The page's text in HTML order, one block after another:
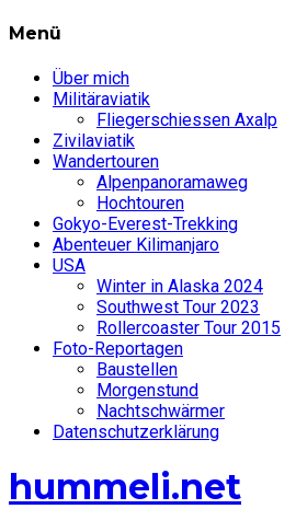
Menü
Über mich
Militäraviatik
Fliegerschiessen Axalp
Zivilaviatik
Wandertouren
Alpenpanoramaweg
Hochtouren
Gokyo-Everest-Trekking
Abenteuer Kilimanjaro
USA
Winter in Alaska 2024
Southwest Tour 2023
Rollercoaster Tour 2015
Foto-Reportagen
Baustellen
Morgenstund
Nachtschwärmer
Datenschutzerklärung
hummeli.net